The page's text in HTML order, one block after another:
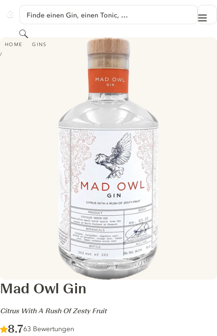
GINVENTORY
Finde einen Gin, einen Tonic, …
Suchen
HOME GINS
MAD OWL GIN - CITRUS WITH A RUSH OF ZESTY FRUIT
Mad Owl Gin
-
Citrus With A Rush Of Zesty Fruit
Score :
8.7/ 10
63 Bewertungen